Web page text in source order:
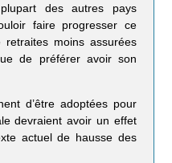
des autres pays
faire progresser ce
moins assurées
de préférer avoir son
d’être adoptées pour
devraient avoir un effet
actuel de hausse des